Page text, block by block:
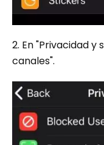
2. En "Privacidad y
canales".